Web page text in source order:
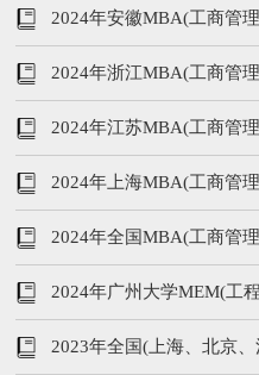
等汇总
2024年安徽MBA(工商管
等汇总
2024年浙江MBA(工商管
等汇总
2024年江苏MBA(工商管
等汇总
2024年上海MBA(工商管
等汇总
2024年全国MBA(工商管
等汇总
2024年广州大学MEM(工
2023年全国(上海、北京